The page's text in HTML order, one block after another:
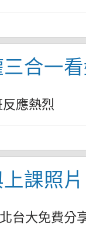
合一
應熱烈
課照片
北台大免費